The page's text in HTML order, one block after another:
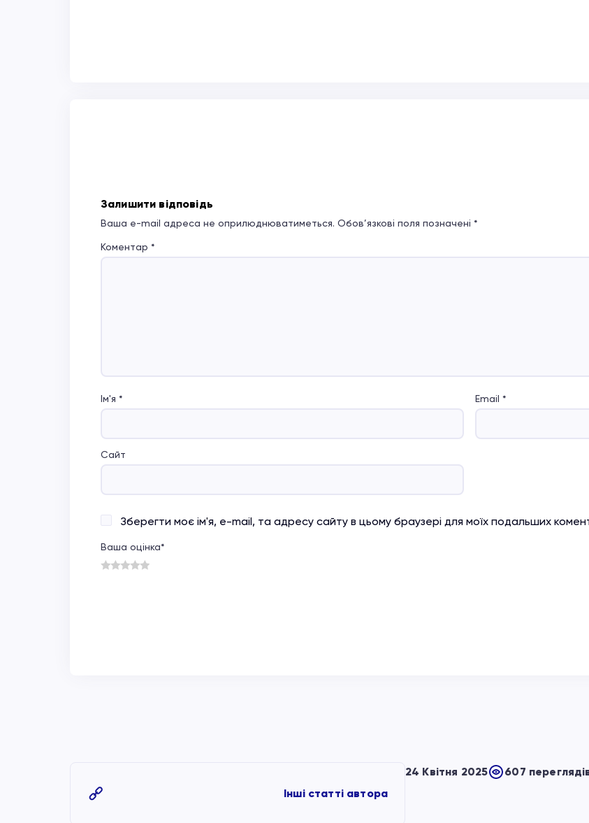
Залишити відповідь
Ваша e-mail адреса не оприлюднюватиметься. Обов’язкові поля позначені *
Коментар *
Ім'я * Email *
Сайт
Зберегти моє ім'я, e-mail, та адресу сайту в цьому браузері для моїх подальших
Ваша оцінка*
4
3
2
1
Інші статті автора
24 Квітня 2025 607